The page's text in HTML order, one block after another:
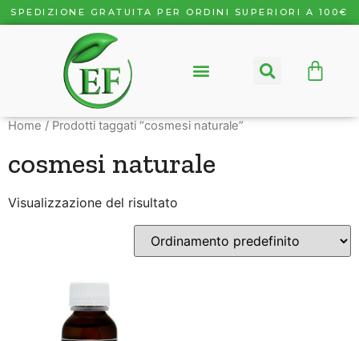
SPEDIZIONE GRATUITA PER ORDINI SUPERIORI A 100€
Home / Prodotti taggati “cosmesi naturale”
cosmesi naturale
Visualizzazione del risultato